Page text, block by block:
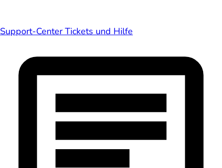
Support-Center Tickets und Hilfe